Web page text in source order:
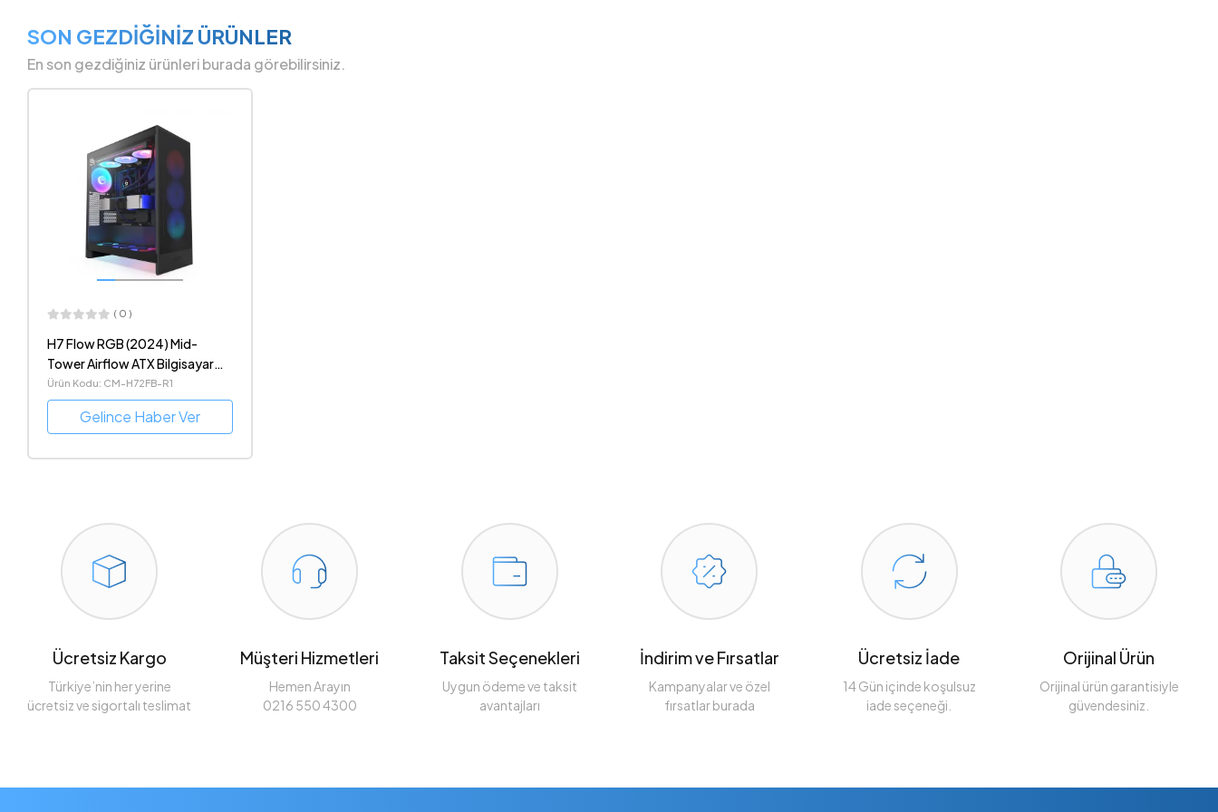
SON GEZDİĞİNİZ ÜRÜNLER
En son gezdiğiniz ürünleri burada görebilirsiniz.
( 0 )
H7 Flow RGB (2024) Mid-
Tower Airflow ATX Bilgisayar
Kasası
Ürün Kodu: CM-H72FB-R1
Gelince Haber Ver
Ücretsiz Kargo
Türkiye’nin her yerine
ücretsiz ve sigortalı teslimat
Müşteri Hizmetleri
Hemen Arayın
0216 550 4300
Taksit Seçenekleri
Uygun ödeme ve taksit
avantajları
İndirim ve Fırsatlar
Kampanyalar ve özel
fırsatlar burada
Ücretsiz İade
14 Gün içinde koşulsuz
iade seçeneği.
Orijinal Ürün
Orijinal ürün garantisiyle
güvendesiniz.